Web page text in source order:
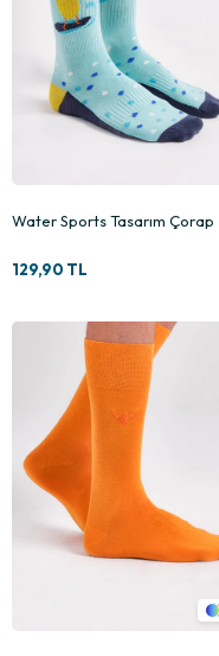
Water Sports Tasarım Çorap
129,90 TL